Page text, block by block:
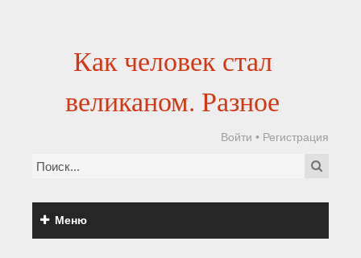
Как человек стал
великаном. Разное
Войти • Регистрация
Меню